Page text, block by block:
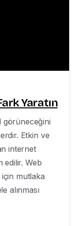
Yaratın
görüneceğini
Etkin ve
internet
edilir. Web
için mutlaka
alınması